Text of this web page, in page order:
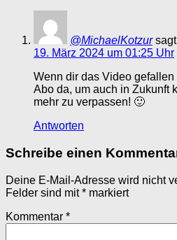
@MichaelKotzur
19. März 2024 um 01:25 Uhr
Wenn dir das Video
Abo da, um auch in Zukunft
mehr zu verpassen! 🙂
Antworten
Schreibe einen
Deine E-Mail-Adresse wird nicht
Felder sind mit* markiert
Kommentar *